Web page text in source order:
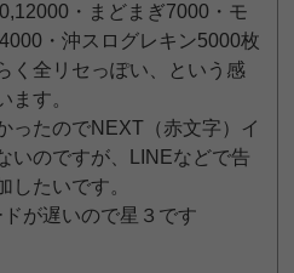
・まどまぎ7000・モ
・沖スログレキン5000枚
く全リセっぽい、という感
ます。
ったのでNEXT（赤文字）イ
いのですが、LINEなどで告
したいです。
が遅いので星３です